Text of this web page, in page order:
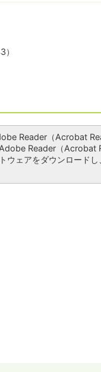
Reader（Acrobat
Reader（Acrobat
ウェアをダウンロード